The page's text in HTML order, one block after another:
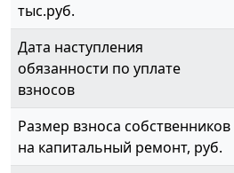
тыс.руб.
Дата наступления
обязанности по уплате
взносов
Размер взноса собственников
на капитальный ремонт, руб.